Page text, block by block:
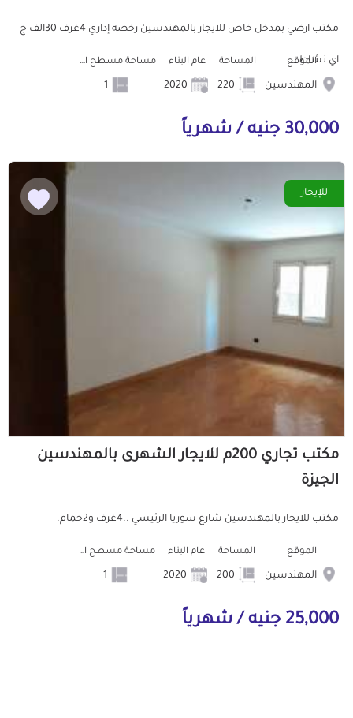
مكتب ارضي بمدخل خاص للايجار بالمهندسين رخصه إداري 4غرف 30الف ج
اي نشاط
الموقع
المهندسين
المساحة عام البناء مساحة مسطح البناء
30,000 جنيه / شهرياً
للإيجار
مكتب تجاري 200م للايجار الشهرى بالمهندسين
الجيزة
مكتب للايجار بالمهندسين شارع سوريا الرئيسي ..4غرف و2حمام.
الموقع
المهندسين
المساحة عام البناء مساحة مسطح البناء
25,000 جنيه / شهرياً